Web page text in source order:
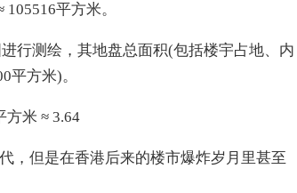
平方米。
测绘，其地盘总面积(包括楼宇占地、内
平方米)。
米 ≈ 3.64
但是在香港后来的楼市爆炸岁月里甚至